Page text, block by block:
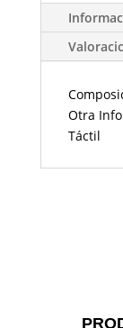
Otra
Táctil